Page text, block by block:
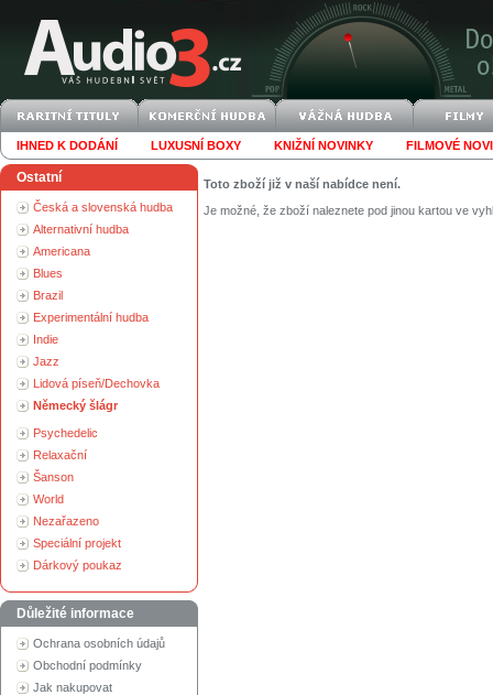
IHNED K DODÁNÍ LUXUSNÍ BOXY KNIŽNÍ NOVINKY FILMOVÉ
Ostatní
Česká a slovenská hudba
Alternativní hudba
Americana
Blues
Brazil
Experimentální hudba
Indie
Jazz
Lidová píseň/Dechovka
Německý šlágr
Psychedelic
Relaxační
Šanson
World
Nezařazeno
Speciální projekt
Dárkový poukaz
Důležité informace
Ochrana osobních údajů
Obchodní podmínky
Jak nakupovat
Toto zboží již v naší nabídce není.
Je možné, že zboží naleznete pod jinou kartou ve